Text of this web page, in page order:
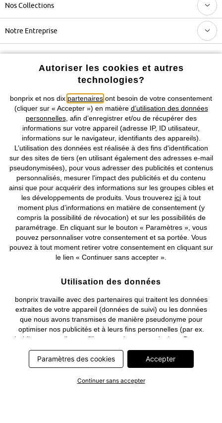
Nos Collections
Notre Entreprise
Retrouvez bonprix sur
Prix indiqués TVA comprise avec en sus
CGV Données personnelles Paramètres des cookies
Mentions légales Résilier le contrat
©2026 bonprix.Tous droits réservés.
Deutsch Français
Autoriser les cookies et autres
technologies?
bonprix et nos dix partenaires ont besoin de votre consentement
(cliquer sur « Accepter ») en matière d’utilisation des données
personnelles, afin d’enregistrer et/ou de récupérer des
informations sur votre appareil (adresse IP, ID utilisateur,
informations sur le navigateur, identifiants des appareils).
L’utilisation des données est réalisée à des fins d'identification
sur des sites de tiers (en utilisant également des adresses e-mail
pseudonymisées), pour vous adresser des publicités et contenus
personnalisés, mesurer l'impact des publicités et du contenu
ainsi que pour acquérir des informations sur les groupes cibles et
les développements de produits. Vous trouverez ici à tout
moment plus d’informations en matière de consentement (y
compris la possibilité de révocation) et sur les possibilités de
paramétrage. En cliquant sur le bouton « Paramètres », vous
pouvez personnaliser votre consentement et sa portée. Vous
pouvez à tout moment retirer votre consentement en cliquant sur
le lien « Continuer sans accepter ».
Utilisation des données
bonprix travaille avec des partenaires qui traitent les données
extraites de votre appareil (données de suivi) ou les données
que nous avons transmises de manière pseudonyme pour
optimiser nos publicités et à leurs fins personnelles (par ex.
établissements d’un profil) ou pour le compte de tiers. Dans ce
cadre, non seulement la collecte des données de suivi ou la
transmission de vos données pseudonymisées mais également
le traitement ultérieur de ces données par ce prestataire
nécessitent un consentement. Les données de suivi seront alors
Paramètres des cookies Accepter
Continuer sans accepter